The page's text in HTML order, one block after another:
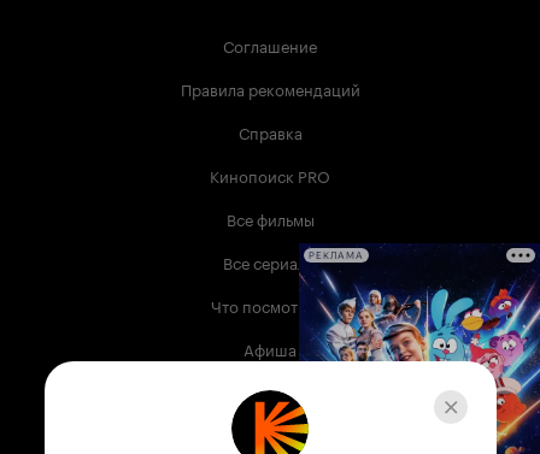
Соглашение
Правила рекомендаций
Справка
Кинопоиск PRO
Все фильмы
Все сериалы
Что посмотреть
Афиша
Музыка
Телепрограмма
РЕКЛАМА